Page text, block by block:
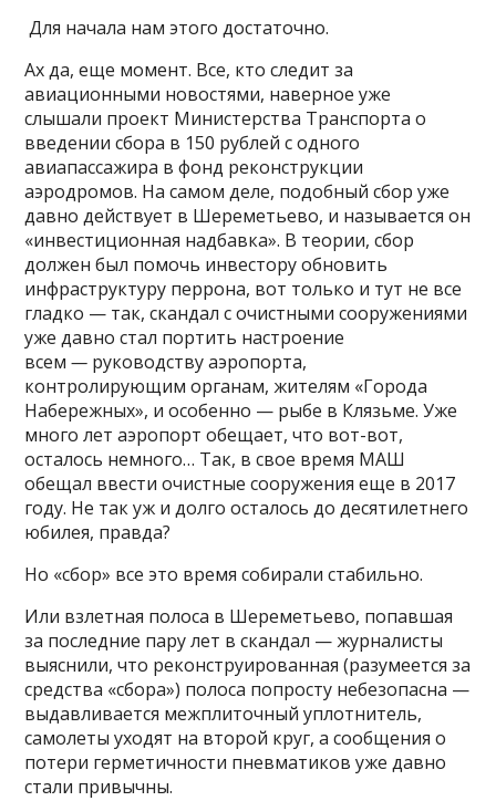
Для начала нам этого достаточно.
Ах да, еще момент. Все, кто следит за
авиационными новостями, наверное уже
слышали проект Министерства Транспорта о
введении сбора в 150 рублей с одного
авиапассажира в фонд реконструкции
аэродромов. На самом деле, подобный сбор уже
давно действует в Шереметьево, и называется он
«инвестиционная надбавка». В теории, сбор
должен был помочь инвестору обновить
инфраструктуру перрона, вот только и тут не все
гладко — так, скандал с очистными сооружениями
уже давно стал портить настроение
всем— руководству аэропорта,
контролирующим органам, жителям «Города
Набережных», и особенно — рыбе в Клязьме. Уже
много лет аэропорт обещает, что вот-вот,
осталось немного… Так, в свое время МАШ
обещал ввести очистные сооружения еще в 2017
году. Не так уж и долго осталось до десятилетнего
юбилея, правда?
Но «сбор» все это время собирали стабильно.
Или взлетная полоса в Шереметьево, попавшая
за последние пару лет в скандал — журналисты
выяснили, что реконструированная (разумеется за
средства «сбора») полоса попросту небезопасна —
выдавливается межплиточный уплотнитель,
самолеты уходят на второй круг, а сообщения о
потери герметичности пневматиков уже давно
стали привычны.